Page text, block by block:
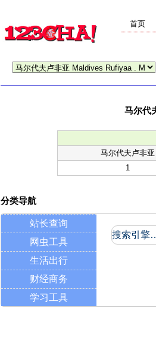
首页
马尔代
马尔代夫卢非亚
1
分类导航
站长查询
网虫工具
生活出行
财经商务
学习工具
搜索引擎收